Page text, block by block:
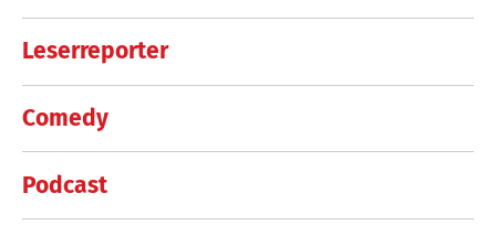
Leserreporter
Comedy
Podcast